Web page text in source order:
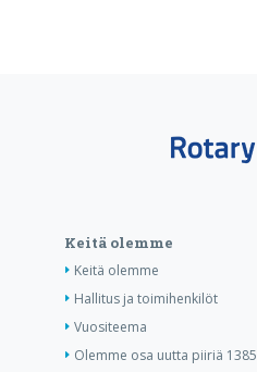
Keitä olemme
Keitä olemme
Hallitus ja toimihenkilöt
Vuositeema
Olemme osa uutta piiriä 1385